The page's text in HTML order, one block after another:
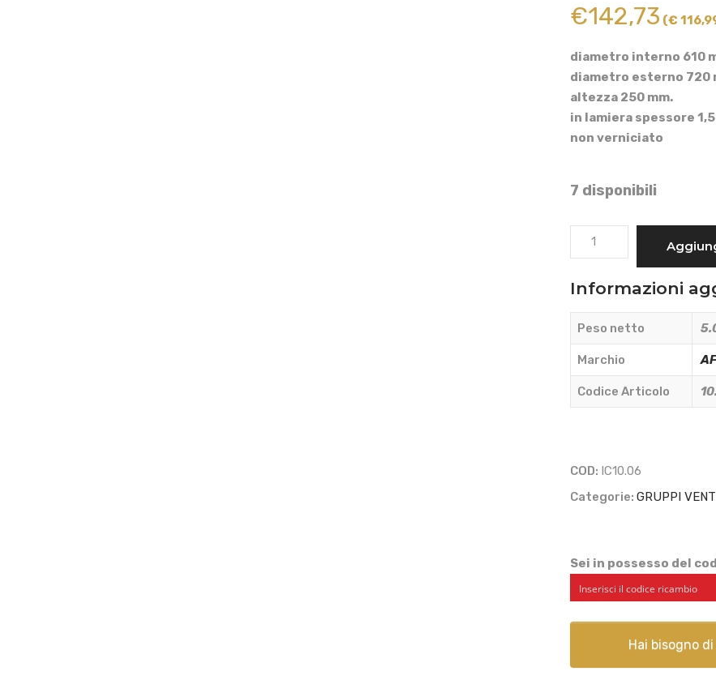
€142,73 (€
diametro interno 610
diametro esterno 720
altezza 250 mm.
in lamiera spessore 1,5
non verniciato
7 disponibili
CONVOGLIATORE
PER
VENTOLA
DIAMETRO
600
mm.
-
AFTERMARKET
Informazioni
Peso netto
Marchio
Codice Articolo
COD: IC10.06
Categorie: GRUPPI
Sei in possesso del
Hai bisogno